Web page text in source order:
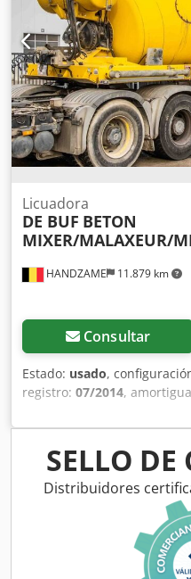
HANDZAME 11.879 km
Licuadora
DE BUF BETON
MIXER/MALAXEUR/
Consultar
Estado: usado,
registro: 07/2014,
,
Año de fabricación:2014,
Medida de los neumáticos:
suspensión neumática
ruedas MMA: 36.000 kg
SELLO
Distribuidores